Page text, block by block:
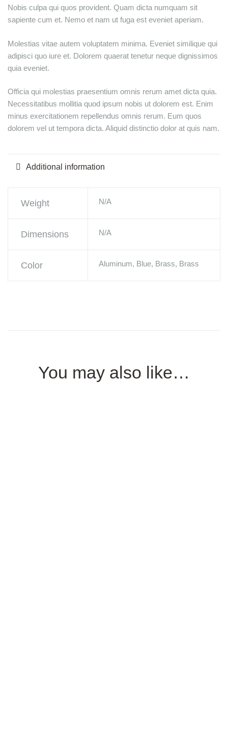
Nobis culpa qui quos provident. Quam dicta numquam sit
sapiente cum et. Nemo et nam ut fuga est eveniet aperiam.
Molestias vitae autem voluptatem minima. Eveniet similique qui
adipisci quo iure et. Dolorem quaerat tenetur neque dignissimos
quia eveniet.
Officia qui molestias praesentium omnis rerum amet dicta quia.
Necessitatibus mollitia quod ipsum nobis ut dolorem est. Enim
minus exercitationem repellendus omnis rerum. Eum quos
dolorem vel ut tempora dicta. Aliquid distinctio dolor at quis nam.
Additional information
Weight N/A
Dimensions N/A
Color Aluminum, Blue, Brass, Brass
You may also like…